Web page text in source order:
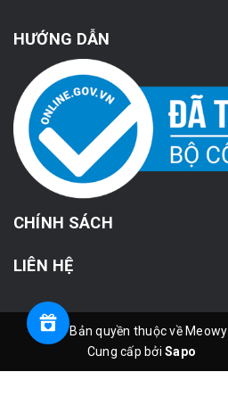
HƯỚNG DẪN
CHÍNH SÁCH
LIÊN HỆ
© Bản quyền thuộc về Meowy
Cung cấp bởiSapo